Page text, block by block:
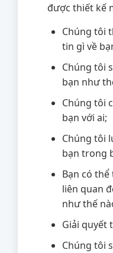
được thiết kế
Chúng tôi
tin gì về
Chúng tôi
bạn như
Chúng tôi
bạn với ai;
Chúng tôi
bạn trong
Bạn có
liên quan
như thế
Giải quyết
Chúng tôi